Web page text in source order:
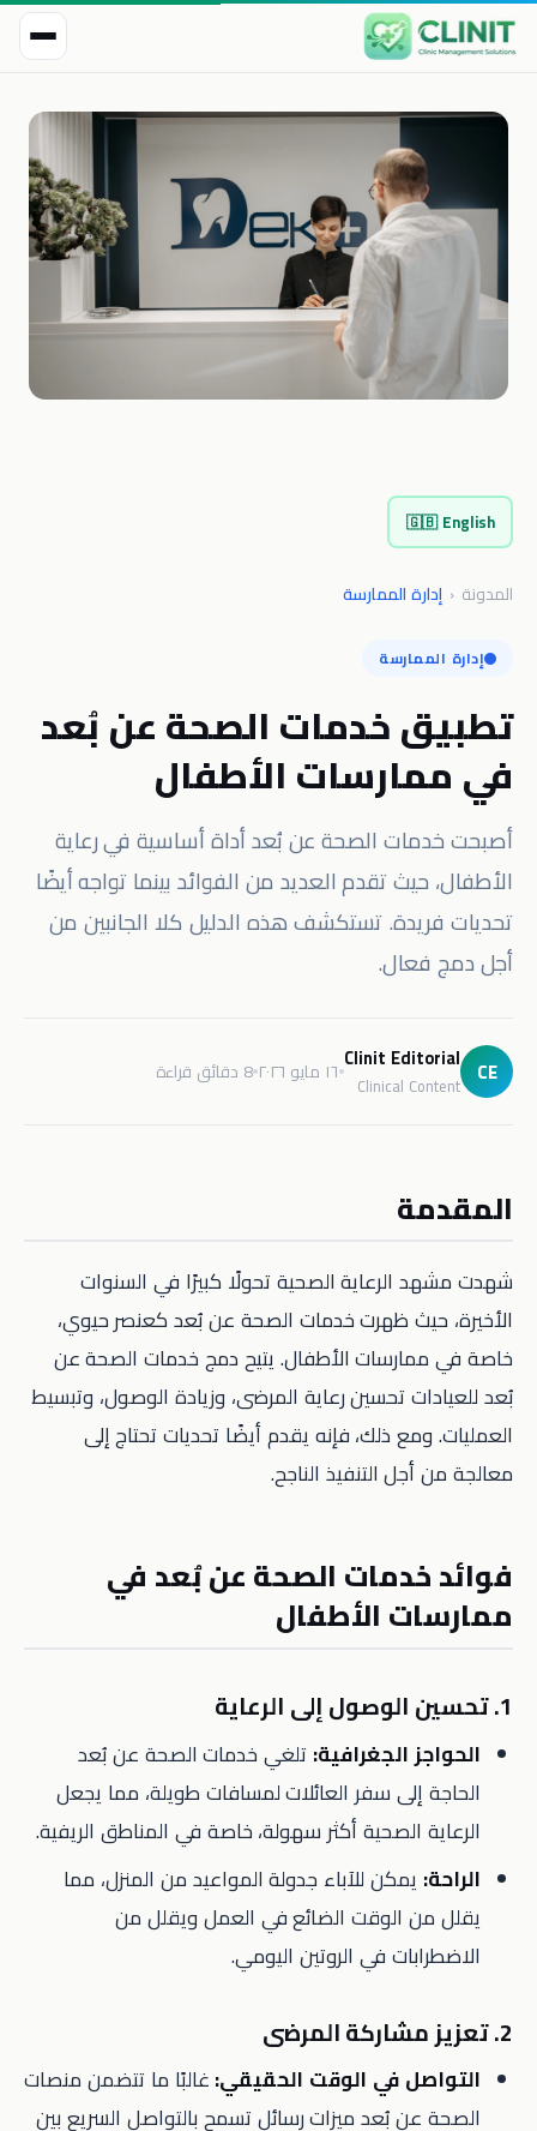
🇬🇧 English
المدونة ‹ إدارة الممارسة
إدارة الممارسة
تطبيق خدمات الصحة عن بُعد
في ممارسات الأطفال
أصبحت خدمات الصحة عن بُعد أداة أساسية في رعاية
الأطفال، حيث تقدم العديد من الفوائد بينما تواجه أيضًا
تحديات فريدة. تستكشف هذه الدليل كلا الجانبين من
أجل دمج فعال.
CE
Clinit Editorial
Clinical Content ١٦ مايو ٢٠٢٦ 8 دقائق قراءة
المقدمة
شهدت مشهد الرعاية الصحية تحولًا كبيرًا في السنوات
الأخيرة، حيث ظهرت خدمات الصحة عن بُعد كعنصر حيوي،
خاصة في ممارسات الأطفال. يتيح دمج خدمات الصحة عن
بُعد للعيادات تحسين رعاية المرضى، وزيادة الوصول، وتبسيط
العمليات. ومع ذلك، فإنه يقدم أيضًا تحديات تحتاج إلى
معالجة من أجل التنفيذ الناجح.
فوائد خدمات الصحة عن بُعد في
ممارسات الأطفال
1. تحسين الوصول إلى الرعاية
الحواجز الجغرافية: تلغي خدمات الصحة عن بُعد
الحاجة إلى سفر العائلات لمسافات طويلة، مما يجعل
الرعاية الصحية أكثر سهولة، خاصة في المناطق الريفية.
الراحة: يمكن للآباء جدولة المواعيد من المنزل، مما
يقلل من الوقت الضائع في العمل ويقلل من
الاضطرابات في الروتين اليومي.
2. تعزيز مشاركة المرضى
التواصل في الوقت الحقيقي:غالبًا ما تتضمن منصات
الصحة عن بُعد ميزات رسائل تسمح بالتواصل السريع بين